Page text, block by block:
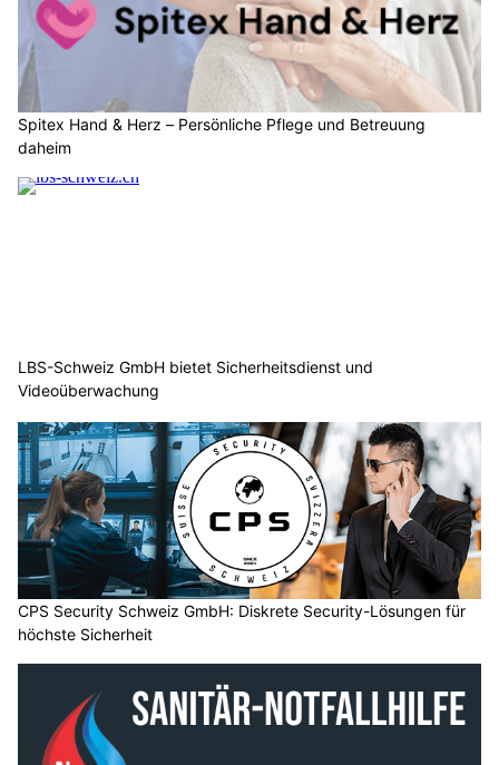
Spitex Hand & Herz – Persönliche Pflege und Betreuung
daheim
LBS-Schweiz GmbH bietet Sicherheitsdienst und
Videoüberwachung
CPS Security Schweiz GmbH: Diskrete Security-Lösungen für
höchste Sicherheit